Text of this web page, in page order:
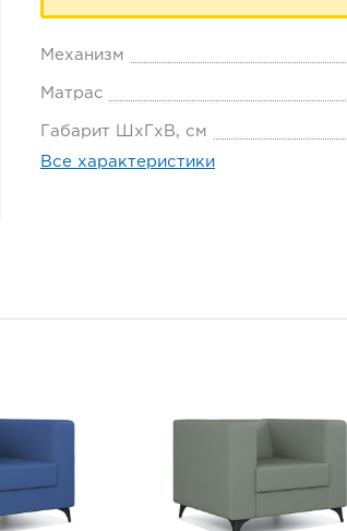
Механизм
Матрас
Габарит ШхГхВ, см
Все характеристики